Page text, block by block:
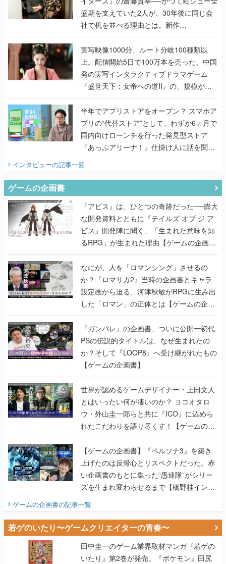
盛期を支えていた2人が、30年後に同じ会
社で机を並べる理由とは。新作
『TATSUJIN EXTREME』で初タッグを組
んだレジェンド2人に訊く開発秘話
実写映像1000分、ルート分岐100種類以
上。配信開始5日で100万本を売った、中国
発の実写インタラクティブドラマゲーム
『盛世天下：女帝への道II』の、規模が違
うこだわりをプロデューサーに聞いた
半年でアプリストアをオープン？ スマホア
プリの“代替ストア”として、わずか6ヵ月で
国内向けローンチを行った発見型ストア
『あっぷアリーナ！』仕掛け人に話を聞い
てみた
インタビューの記事一覧
ゲームの企画書
『アビス』は、ひとつの奇跡だった──膨大
な開発資料とともに『テイルズ オブ ジ ア
ビス』開発陣に聞く、「生まれた意味を知
るRPG」が生まれた理由【ゲームの企画
書】
なにが、人を「ロマンシング」させるの
か？『ロマサガ2』当時の企画書とキャラ
設定画から迫る、河津秋敏がRPGに生み出
した「ロマン」の正体とは【ゲームの企画
書】
『ガンパレ』の企画書、ついに公開━初代
PSの伝説的タイトルは、なぜ生まれたの
か？そして『LOOP8』へ受け継がれたもの
【ゲームの企画書】
世界が認めるゲームデザイナー・上田文人
とはいったい何が凄いのか？ ヨコオタロ
ウ・外山圭一郎らと共に『ICO』に込めら
れたこだわりを語り尽くす！【ゲームの企
画書】
【ゲームの企画書】『ペルソナ3』を築き
上げたのは反骨心とリスペクトだった。赤
い企画書のもとに集った“愚連隊”がシリー
ズを生まれ変わらせるまで【橋野桂インタ
ビュー】
ゲームの企画書の記事一覧
若ゲのいたり〜ゲームクリエイターの青春〜
田中圭一のゲーム業界取材マンガ『若ゲの
いたり』第2巻が発売。『ポケモン』田尻